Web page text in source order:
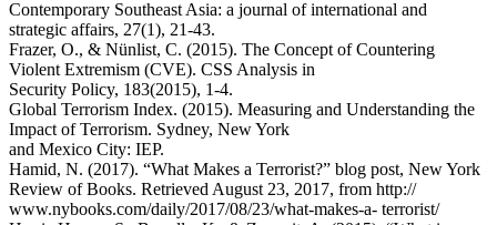
Contemporary Southeast Asia: a journal of international and
strategic affairs, 27(1), 21-43.
Frazer, O., & Nünlist, C. (2015). The Concept of Countering
Violent Extremism (CVE). CSS Analysis in
Security Policy, 183(2015), 1-4.
Global Terrorism Index. (2015). Measuring and Understanding the
Impact of Terrorism. Sydney, New York
and Mexico City: IEP.
Hamid, N. (2017). “What Makes a Terrorist?” blog post, New York
Review of Books. Retrieved August 23, 2017, from http://
www.nybooks.com/daily/2017/08/23/what-makes-a- terrorist/